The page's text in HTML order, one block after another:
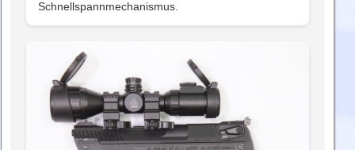
Schnellspannmechanismus.